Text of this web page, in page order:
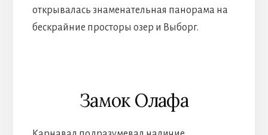
открывалась знаменательная панорама на
бескрайние просторы озер и Выборг.
Замок Олафа